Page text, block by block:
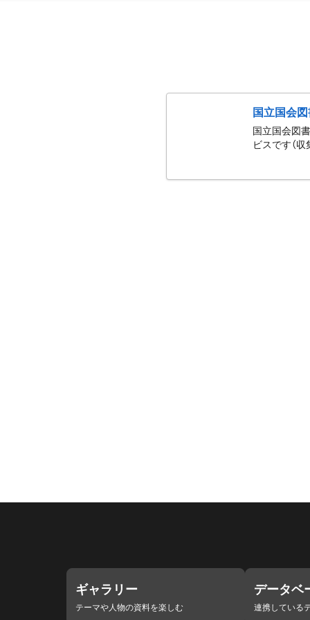
国立国会
国立国会図
ビスです（
ギャラリー
テーマや人物の資料を楽しむ
データベ
連携している